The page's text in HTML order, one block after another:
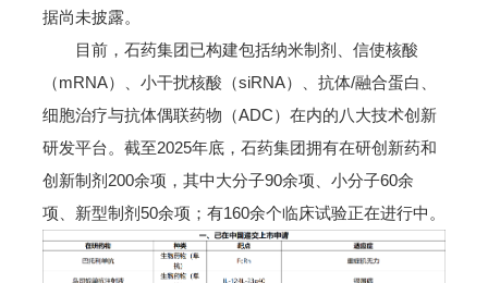
据尚未披露。
目前，石药集团已构建包括纳米制剂、信使核酸
（mRNA）、小干扰核酸（siRNA）、抗体/融合蛋白、
细胞治疗与抗体偶联药物（ADC）在内的八大技术创新
研发平台。截至2025年底，石药集团拥有在研创新药和
创新制剂200余项，其中大分子90余项、小分子60余
项、新型制剂50余项；有160余个临床试验正在进行中。